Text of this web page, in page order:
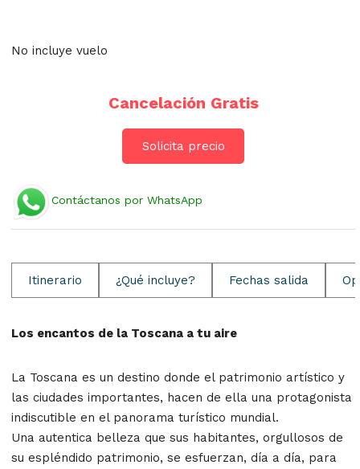
No incluye vuelo
Cancelación Gratis
Solicita precio
Contáctanos por WhatsApp
Itinerario ¿Qué incluye? Fechas salida
Los encantos de la Toscana a tu aire
La Toscana es un destino donde el patrimonio artístico y
las ciudades importantes, hacen de ella una protagonista
indiscutible en el panorama turístico mundial.
Una autentica belleza que sus habitantes, orgullosos de
su espléndido patrimonio, se esfuerzan, día a día, para